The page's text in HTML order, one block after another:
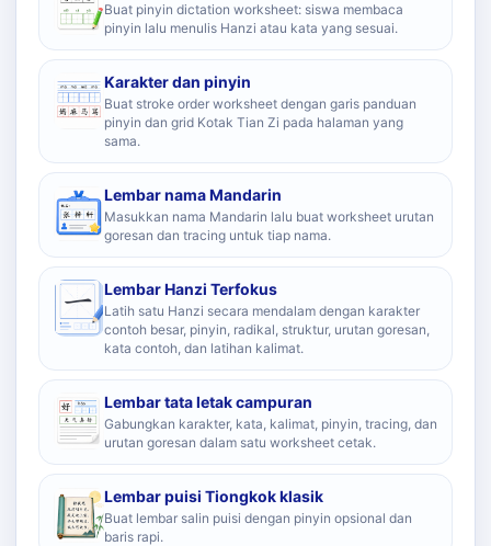
Buat pinyin dictation worksheet: siswa membaca
pinyin lalu menulis Hanzi atau kata yang sesuai.
Karakter dan pinyin
Buat stroke order worksheet dengan garis panduan
pinyin dan grid Kotak Tian Zi pada halaman yang
sama.
Lembar nama Mandarin
Masukkan nama Mandarin lalu buat worksheet urutan
goresan dan tracing untuk tiap nama.
Lembar Hanzi Terfokus
Latih satu Hanzi secara mendalam dengan karakter
contoh besar, pinyin, radikal, struktur, urutan goresan,
kata contoh, dan latihan kalimat.
Lembar tata letak campuran
Gabungkan karakter, kata, kalimat, pinyin, tracing, dan
urutan goresan dalam satu worksheet cetak.
Lembar puisi Tiongkok klasik
Buat lembar salin puisi dengan pinyin opsional dan
baris rapi.